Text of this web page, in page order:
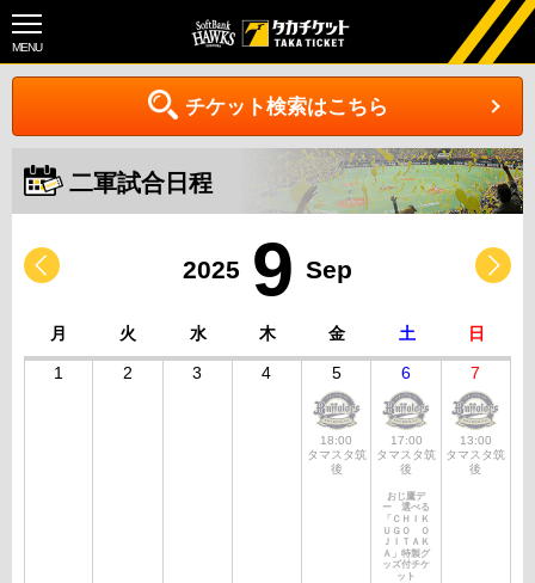
MENU
チケット検索はこちら
二軍試合日程
2025 9 Sep
月
1
火
2
水
3
木
4
金
5
18:00
タマスタ筑
後
土
6
17:00
タマスタ筑
後
おじ鷹デ
ー 選べる
「ＣＨＩＫ
ＵＧＯ Ｏ
ＪＩＴＡＫ
Ａ」特製グ
ッズ付チケ
ット
日
7
13:00
タマスタ筑
後